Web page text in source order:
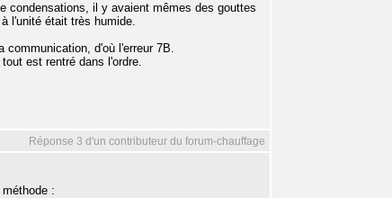
condensations, il y avaient mêmes des gouttes
l'unité était très humide.
communication, d'où l'erreur 7B.
est rentré dans l'ordre.
Réponse 3 d'un contributeur du forum-chauffage
: